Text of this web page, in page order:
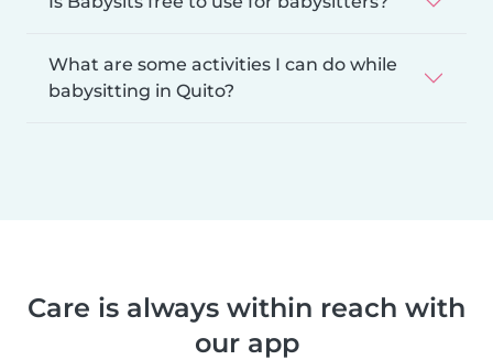
What are some activities I can do while
babysitting in Quito?
Care is always within reach with
our app